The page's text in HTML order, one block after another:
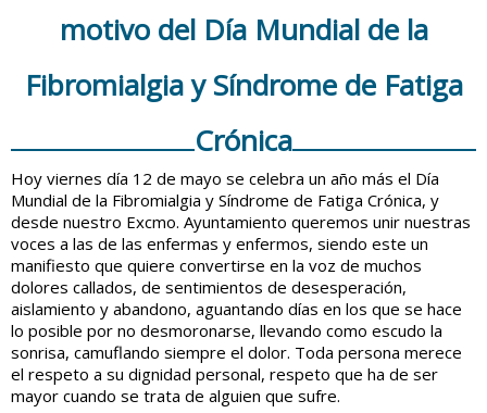
motivo del Día Mundial de la
Fibromialgia y Síndrome de Fatiga
Crónica
Hoy viernes día 12 de mayo se celebra un año más el Día
Mundial de la Fibromialgia y Síndrome de Fatiga Crónica, y
desde nuestro Excmo. Ayuntamiento queremos unir nuestras
voces a las de las enfermas y enfermos, siendo este un
manifiesto que quiere convertirse en la voz de muchos
dolores callados, de sentimientos de desesperación,
aislamiento y abandono, aguantando días en los que se hace
lo posible por no desmoronarse, llevando como escudo la
sonrisa, camuflando siempre el dolor. Toda persona merece
el respeto a su dignidad personal, respeto que ha de ser
mayor cuando se trata de alguien que sufre.